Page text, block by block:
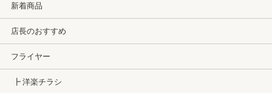
新着商品
店長のおすすめ
フライヤー
┣ 洋楽チラシ